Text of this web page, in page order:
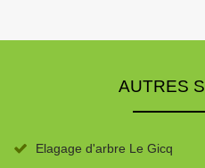
AUTRES
Elagage d'arbre Le Gicq